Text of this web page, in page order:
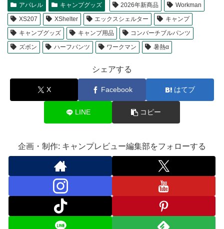
アパレル キャンプグッズ 2026年新商品
Workman
XS207
XShelter エックスシェルター
キャンプ
キャンプグッズ
キャンプ用品
コンバーチブルパンツ
ズボン
ハーフパンツ ワークマン 暑熱α
シェアする
X Facebook はてブ
LINE コピー
企画・制作: キャンプレビュー編集部をフォローする